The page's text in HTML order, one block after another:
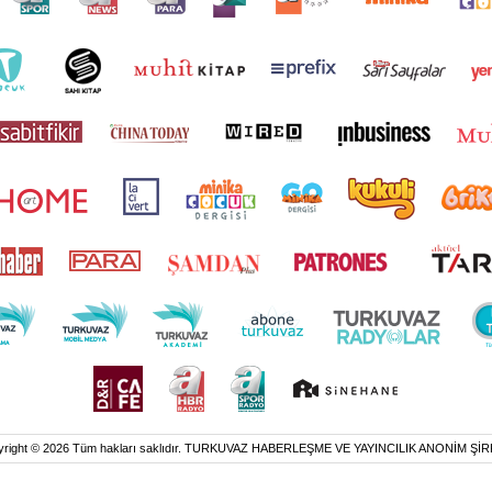
© 2026 Tüm hakları saklıdır. TURKUVAZ HABERLEŞME VE YAYINCILIK ANONİM